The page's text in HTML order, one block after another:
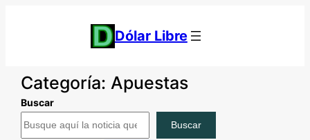
Dólar Libre
Categoría:Apuestas
Buscar
Buscar